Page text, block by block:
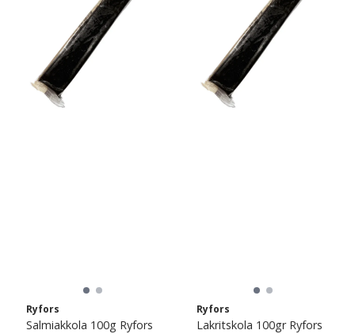
Ryfors
Salmiakkola 100g Ryfors
Ryfors
Lakritskola 100gr Ryfors